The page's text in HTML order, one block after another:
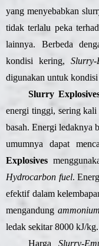
yang menyebabkan
tidak terlalu peka
lainnya. Berbeda
kondisi kering,
digunakan untuk kondisi
Slurry
energi tinggi, sering
basah. Energi ledaknya
umumnya dapat
Explosives
Hydrocarbon fuel.
efektif dalam
mengandung
ledak sekitar 8000 kJ/kg.
Harga Slurry-